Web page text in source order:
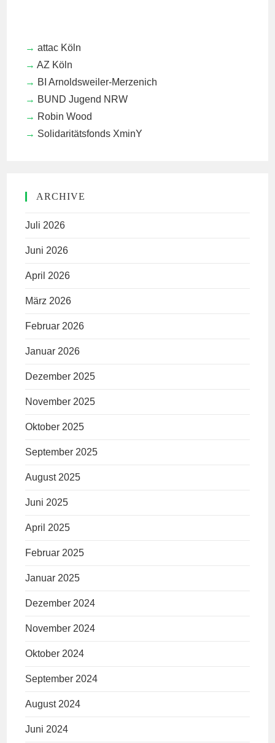
attac Köln
AZ Köln
BI Arnoldsweiler-Merzenich
BUND Jugend NRW
Robin Wood
Solidaritätsfonds XminY
ARCHIVE
Juli 2026
Juni 2026
April 2026
März 2026
Februar 2026
Januar 2026
Dezember 2025
November 2025
Oktober 2025
September 2025
August 2025
Juni 2025
April 2025
Februar 2025
Januar 2025
Dezember 2024
November 2024
Oktober 2024
September 2024
August 2024
Juni 2024